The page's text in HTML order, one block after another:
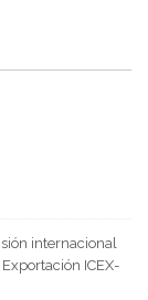
internacional
ICEX-